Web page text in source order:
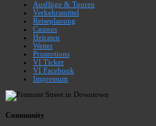
Ausflüge & Touren
Verkehrsmittel
Reiseplanung
Casinos
Heiraten
Wetter
Promotions
VI Ticker
VI Facebook
Impressum
Community